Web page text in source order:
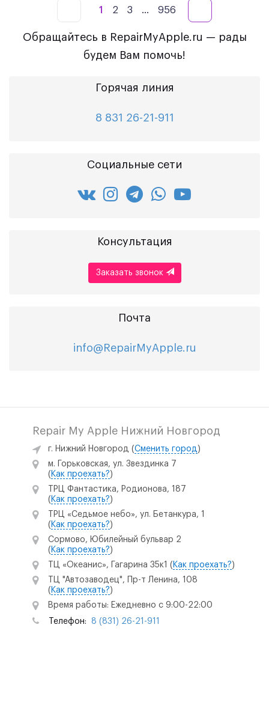
1 2 3 ... 956
Обращайтесь в RepairMyApple.ru — рады
будем Вам помочь!
Горячая линия
8 831 26-21-911
Социальные сети
Консультация
Заказать звонок
Почта
info@RepairMyApple.ru
Repair My Apple Нижний Новгород
г. Нижний Новгород (Сменить город )
м. Горьковская, ул. Звездинка 7
( Как проехать?)
ТРЦ Фантастика, Родионова, 187
( Как проехать?)
ТРЦ «Седьмое небо», ул. Бетанкура, 1
( Как проехать?)
Сормово, Юбилейный бульвар 2
( Как проехать?)
ТЦ «Океанис», Гагарина 35к1 ( Как проехать?)
ТЦ "Автозаводец", Пр-т Ленина, 108
( Как проехать?)
Время работы: Ежедневно с 9:00-22:00
Телефон: 8 (831) 26-21-911